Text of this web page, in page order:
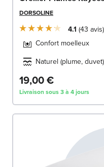
DORSOLINE
4.1 43 avis
Confort moelleux
Naturel (plume, duvet)
19,00 €
Livraison sous 3 à 4 jours